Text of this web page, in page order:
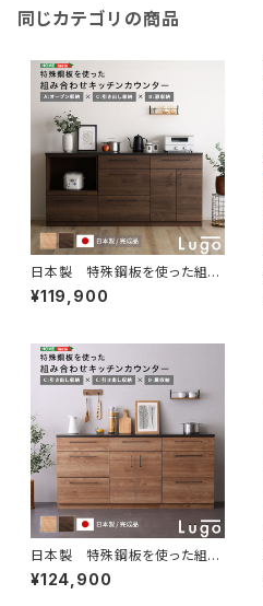
同じカテゴリの商品
日本製 特殊鋼板を使った組み
合わせキッチンカウンター 18
0cm オープン収納+引き出し
¥119,900
日本製 特殊鋼板を使った組み
合わせキッチンカウンター 18
0cm 引き出し収納+引き出し
¥124,900